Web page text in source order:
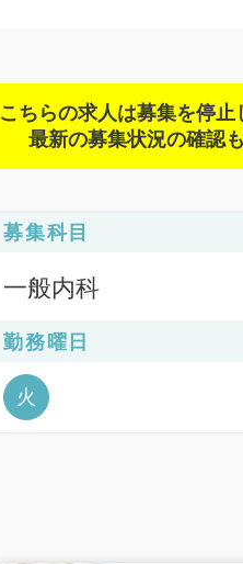
こちらの求人は募集を停止
最新の募集状況の確認
募集科目
一般内科
勤務曜日
火